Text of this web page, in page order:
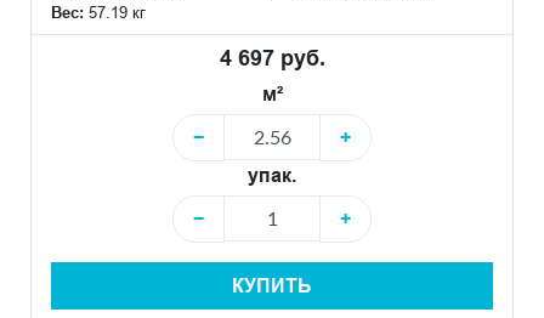
Вес: 57.19 кг
4 697 руб.
м²
−
+
упак.
−
+
КУПИТЬ